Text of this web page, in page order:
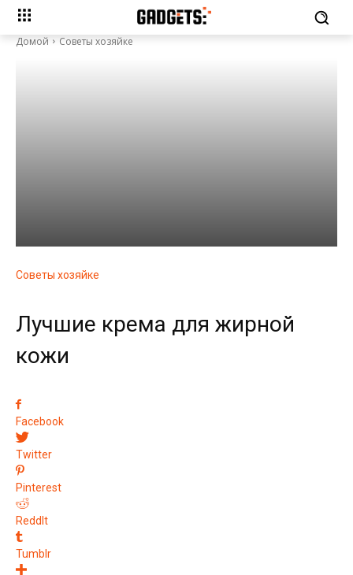
Домой Советы хозяйке
Советы хозяйке
Лучшие крема для жирной
кожи
Facebook
Twitter
Pinterest
ReddIt
Tumblr